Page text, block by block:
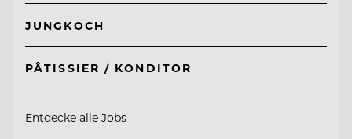
JUNGKOCH
PÂTISSIER / KONDITOR
Entdecke alle Jobs